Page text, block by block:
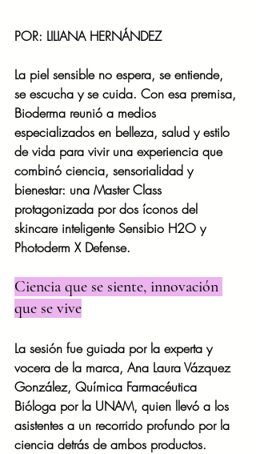
POR: LILIANA HERNÁNDEZ
La piel sensible no espera, se entiende,
se escucha y se cuida. Con esa premisa,
Bioderma reunió a medios
especializados en belleza, salud y estilo
de vida para vivir una experiencia que
combinó ciencia, sensorialidad y
bienestar: una Master Class
protagonizada por dos íconos del
skincare inteligente Sensibio H2O y
Photoderm X Defense.
Ciencia que se siente, innovación
que se vive
La sesión fue guiada por la experta y
vocera de la marca, Ana Laura Vázquez
González, Química Farmacéutica
Bióloga por la UNAM, quien llevó a los
asistentes a un recorrido profundo por la
ciencia detrás de ambos productos.